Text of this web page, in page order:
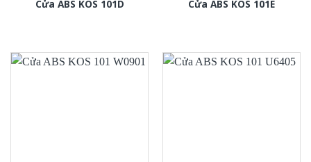
Cửa ABS KOS 101D Cửa ABS KOS 101E